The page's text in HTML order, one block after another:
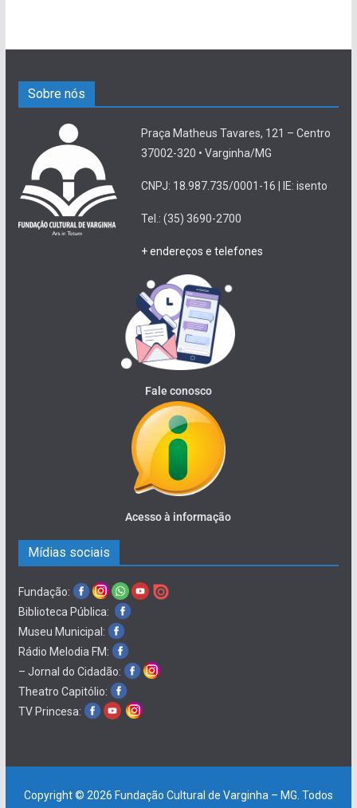
Sobre nós
Praça Matheus Tavares, 121 – Centro
37002-320 • Varginha/MG
CNPJ: 18.987.735/0001-16 | IE: isento
Tel.: (35) 3690-2700
+ endereços e telefones
Fale conosco
Acesso à informação
Mídias sociais
Fundação:
Biblioteca Pública:
Museu Municipal:
Rádio Melodia FM:
– Jornal do Cidadão:
Theatro Capitólio:
TV Princesa:
Copyright © 2026 Fundação Cultural de Varginha – MG . Todos